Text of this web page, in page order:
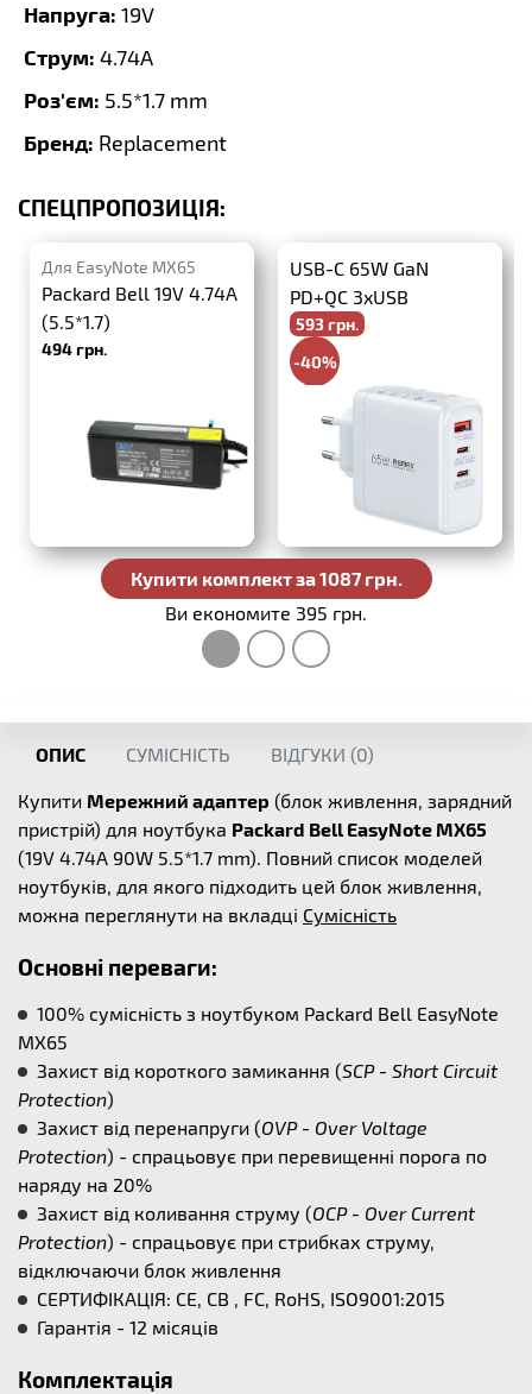
Напруга: 19V
Струм: 4.74A
Роз'єм: 5.5*1.7 mm
Бренд: Replacement
СПЕЦПРОПОЗИЦІЯ:
Для EasyNote MX65
Packard Bell 19V 4.74A
(5.5*1.7)
494 грн.
USB-C 65W GaN
PD+QC 3xUSB
593 грн.
-40%
988 грн.
Купити комплект за 1087 грн.
Ви економите 395 грн.
ОПИС СУМІСНІСТЬ ВІДГУКИ (0)
Купити Мережний адаптер (блок живлення, зарядний
пристрій) для ноутбука Packard Bell EasyNote MX65
(19V 4.74A 90W 5.5*1.7 mm). Повний список моделей
ноутбуків, для якого підходить цей блок живлення,
можна переглянути на вкладці Сумісність
Основні переваги:
100% сумісність з ноутбуком Packard Bell EasyNote
MX65
Захист від короткого замикання (SCP - Short Circuit
Protection)
Захист від перенапруги (OVP - Over Voltage
Protection) - спрацьовує при перевищенні порога по
наряду на 20%
Захист від коливання струму (OCP - Over Current
Protection) - спрацьовує при стрибках струму,
відключаючи блок живлення
СЕРТИФІКАЦІЯ: CE, CB , FC, RoHS, ISO9001:2015
Гарантія - 12 місяців
Комплектація